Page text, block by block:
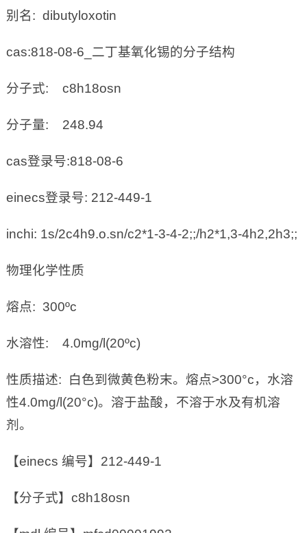
别名: dibutyloxotin
cas:818-08-6_二丁基氧化锡的分子结构
分子式: c8h18osn
分子量: 248.94
cas登录号:818-08-6
einecs登录号: 212-449-1
inchi: 1s/2c4h9.o.sn/c2*1-3-4-2;;/h2*1,3-4h2,2h3;;
物理化学性质
熔点: 300ºc
水溶性: 4.0mg/l(20ºc)
性质描述: 白色到微黄色粉末。熔点>300°c，水溶
性4.0mg/l(20°c)。溶于盐酸，不溶于水及有机溶
剂。
【einecs 编号】212-449-1
【分子式】c8h18osn